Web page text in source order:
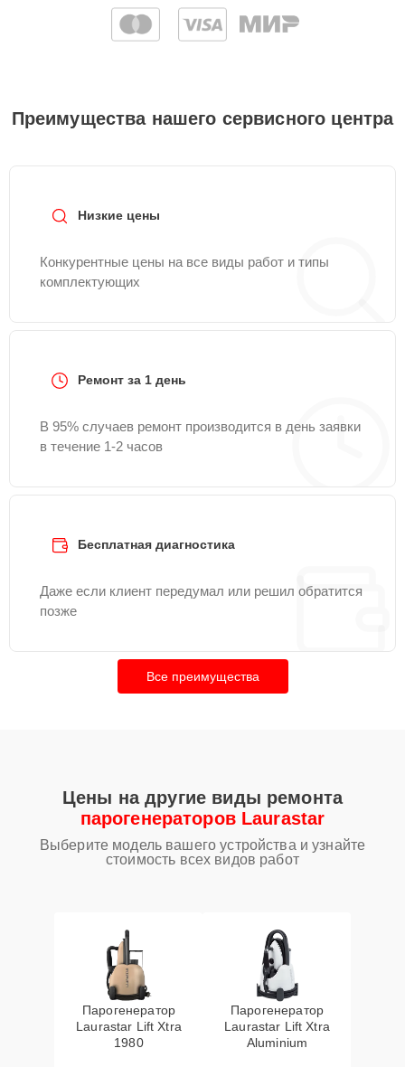
Преимущества нашего сервисного центра
Низкие цены
Конкурентные цены на все виды работ и типы
комплектующих
Ремонт за 1 день
В 95% случаев ремонт производится в день заявки
в течение 1-2 часов
Бесплатная диагностика
Даже если клиент передумал или решил обратится
позже
Все преимущества
Цены на другие виды ремонта
парогенераторов Laurastar
Выберите модель вашего устройства и узнайте
стоимость всех видов работ
Парогенератор
Laurastar Lift Xtra
1980
Парогенератор
Laurastar Lift Xtra
Aluminium